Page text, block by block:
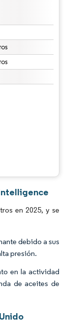
en 2025, y se
debido a sus
presión.
en la actividad
de aceites de